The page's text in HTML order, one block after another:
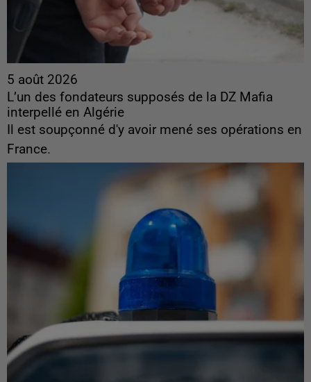
5 août 2026
L’un des fondateurs supposés de la DZ Mafia
interpellé en Algérie
Il est soupçonné d'y avoir mené ses opérations en
France.